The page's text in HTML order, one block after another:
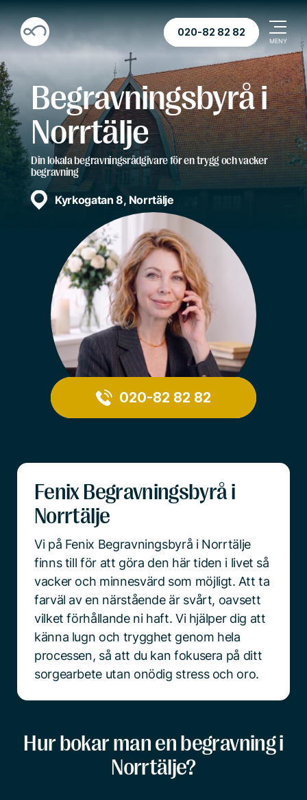
020-82 82 82
Begravningsbyrå i
Norrtälje
Din lokala begravningsrådgivare för en trygg och vacker
begravning
Kyrkogatan 8, Norrtälje
020-82 82 82
Fenix Begravningsbyrå i
Norrtälje
Vi på Fenix Begravningsbyrå i Norrtälje
finns till för att göra den här tiden i livet så
vacker och minnesvärd som möjligt. Att ta
farväl av en närstående är svårt, oavsett
vilket förhållande ni haft. Vi hjälper dig att
känna lugn och trygghet genom hela
processen, så att du kan fokusera på ditt
sorgearbete utan onödig stress och oro.
Hur bokar man en begravning i
Norrtälje?